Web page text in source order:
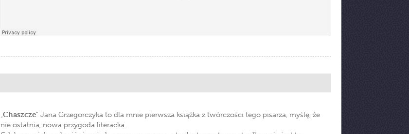
„Chaszcze" Jana Grzegorczyka to dla mnie pierwsza książka z twórczości tego pisarza, myślę, że
nie ostatnia, nowa przygoda literacka.